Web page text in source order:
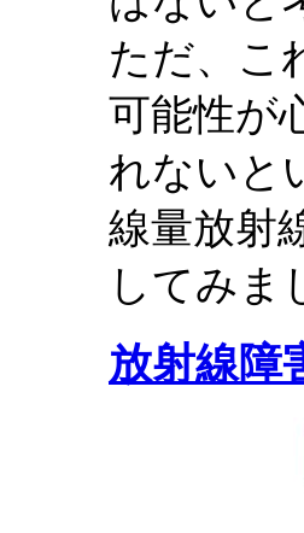
ただ、こ
可能性が
れないと
線量放射
してみま
放射線障